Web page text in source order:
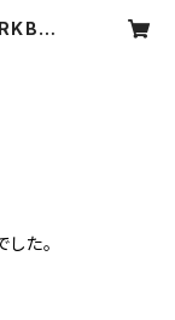
た。